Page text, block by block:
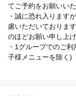
てご予約をお願いいた
・誠に恐れ入ります
慮いただいておりま
のほどお願い申し上げ
・1グループでのご
子様メニューを除く)